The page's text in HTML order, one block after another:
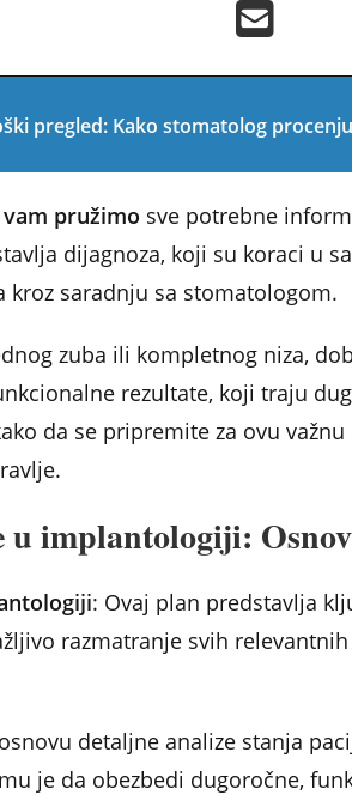
pregled: Kako stomatolog
pružimo sve potrebne
dijagnoza, koji su koraci u
saradnju sa stomatologom.
zuba ili kompletnog niza,
rezultate, koji traju
da se pripremite za ovu
u implantologiji:
: Ovaj plan predstavlja
razmatranje svih
detaljne analize stanja
je da obezbedi dugoročne,